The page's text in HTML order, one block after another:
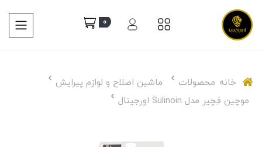
0
خانه محصولات
ماشین اصلاح و لوازم پیرایش
موچین فِچیر مدل Sulinoin اورجینال